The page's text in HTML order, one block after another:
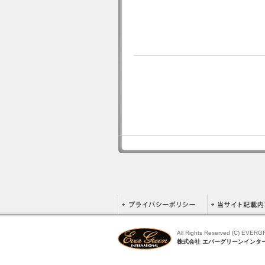
All Rights Reserved (C)
株式会社 エバーグリーンインタ